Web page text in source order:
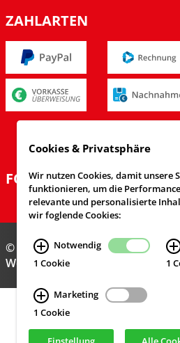
ZAHLARTEN
FOLGEN SIE UNS
© Feuerwehrversand 2024
Webdesign & Realisierung
Cookies & Privatsphäre
Wir nutzen Cookies, damit unsere
funktionieren, um die
relevante und personalisierte
wir foglende Cookies:
Notwendig
1 Cookie
1
Marketing
1 Cookie